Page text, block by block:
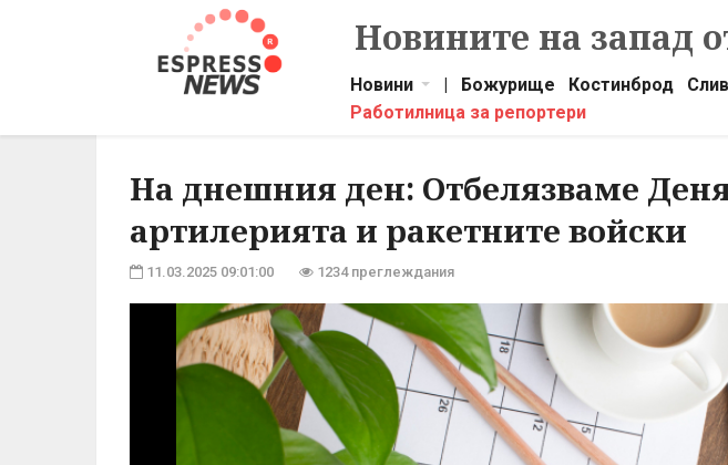
Новините на запад
Новини | Божурище Костинброд
Работилница за репортери
На днешния ден: Отбелязваме
артилерията и ракетните войски
11.03.2025 09:01:00 1234 преглеждания